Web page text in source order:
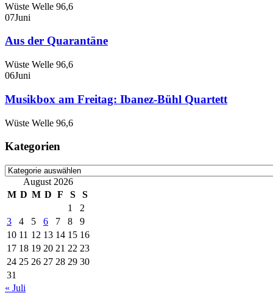
Wüste Welle 96,6
07Juni
Aus der Quarantäne
Wüste Welle 96,6
06Juni
Musikbox am Freitag: Ibanez-Bühl Quartett
Wüste Welle 96,6
Kategorien
Kategorien
August 2026
M D M D F S
S
1
2
3
4 5 6 7 8
9
10 11 12 13 14 15 16
17 18 19 20 21 22 23
24 25 26 27 28 29 30
31
« Juli